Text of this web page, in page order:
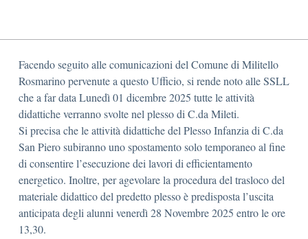
Facendo seguito alle comunicazioni del Comune di Militello
Rosmarino pervenute a questo Ufficio, si rende noto alle SSLL
che a far data Lunedì 01 dicembre 2025 tutte le attività
didattiche verranno svolte nel plesso di C.da Mileti.
Si precisa che le attività didattiche del Plesso Infanzia di C.da
San Piero subiranno uno spostamento solo temporaneo al fine
di consentire l’esecuzione dei lavori di efficientamento
energetico. Inoltre, per agevolare la procedura del trasloco del
materiale didattico del predetto plesso è predisposta l’uscita
anticipata degli alunni venerdì 28 Novembre 2025 entro le ore
13,30.